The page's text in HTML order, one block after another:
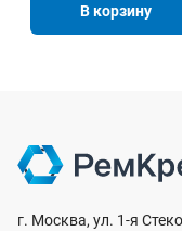
В корзину
г. Москва, ул. 1-я